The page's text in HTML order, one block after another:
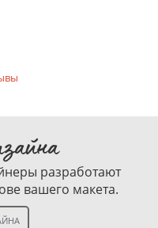
разработают
вашего макета.